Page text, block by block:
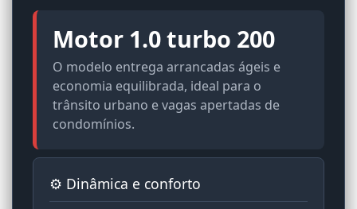
Motor 1.0 turbo 200
O modelo entrega arrancadas ágeis e
economia equilibrada, ideal para o
trânsito urbano e vagas apertadas de
condomínios.
⚙️ Dinâmica e conforto